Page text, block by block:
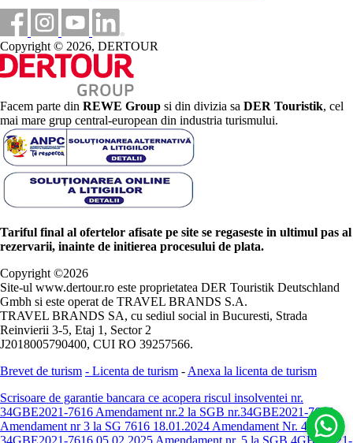
Copyright © 2026, DERTOUR
Facem parte din REWE Group si din divizia sa DER Touristik, cel
mai mare grup central-european din industria turismului.
Tariful final al ofertelor afisate pe site se regaseste in ultimul pas al
rezervarii, inainte de initierea procesului de plata.
Copyright ©2026
Site-ul www.dertour.ro este proprietatea DER Touristik Deutschland
Gmbh si este operat de TRAVEL BRANDS S.A.
TRAVEL BRANDS SA, cu sediul social in Bucuresti, Strada
Reinvierii 3-5, Etaj 1, Sector 2
J2018005790400, CUI RO 39257566.
Brevet de turism - Licenta de turism - Anexa la licenta de turism
Scrisoare de garantie bancara ce acopera riscul insolventei nr.
34GBE2021-7616 Amendament nr.2 la SGB nr.34GBE2021-7616
Amendament nr 3 la SG 7616 18.01.2024 Amendament Nr. 4 -
34GBE2021-7616 05.02.2025 Amendament nr. 5 la SGB 4GBE2021-